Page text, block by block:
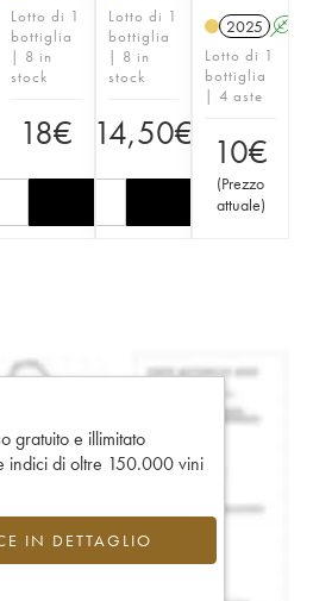
Lotto di 1
bottiglia
| 8 in
stock
18€
Lotto di 1
bottiglia
| 8 in
stock
14,50€
2025 A
Lotto di 1
bottiglia
| 4 aste
10€
(Prezzo
attuale)
gratuito e illimitato
indici di oltre 150.000 vini
IN DETTAGLIO